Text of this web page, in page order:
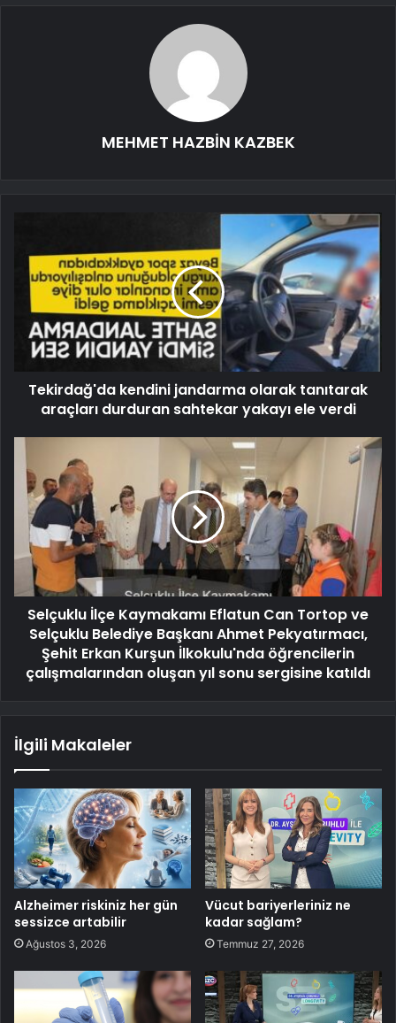
MEHMET HAZBİN KAZBEK
Tekirdağ'da kendini jandarma olarak tanıtarak
araçları durduran sahtekar yakayı ele verdi
Selçuklu İlçe Kaymakamı Eflatun Can Tortop ve
Selçuklu Belediye Başkanı Ahmet Pekyatırmacı,
Şehit Erkan Kurşun İlkokulu'nda öğrencilerin
çalışmalarından oluşan yıl sonu sergisine katıldı
İlgili Makaleler
Alzheimer riskiniz her gün
sessizce artabilir
Ağustos 3, 2026
Vücut bariyerleriniz ne
kadar sağlam?
Temmuz 27, 2026